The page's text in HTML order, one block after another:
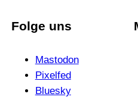
Folge uns
Mastodon
Pixelfed
Bluesky